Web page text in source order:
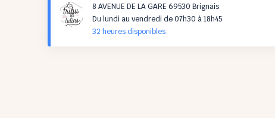
8 AVENUE DE LA GARE 69530 Brignais
Du lundi au vendredi de 07h30 à 18h45
32 heuresdisponibles